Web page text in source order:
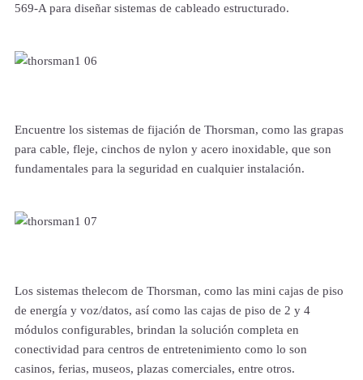
569-A para diseñar sistemas de cableado estructurado.
Encuentre los sistemas de fijación de Thorsman, como las grapas
para cable, fleje, cinchos de nylon y acero inoxidable, que son
fundamentales para la seguridad en cualquier instalación.
Los sistemas thelecom de Thorsman, como las mini cajas de piso
de energía y voz/datos, así como las cajas de piso de 2 y 4
módulos configurables, brindan la solución completa en
conectividad para centros de entretenimiento como lo son
casinos, ferias, museos, plazas comerciales, entre otros.